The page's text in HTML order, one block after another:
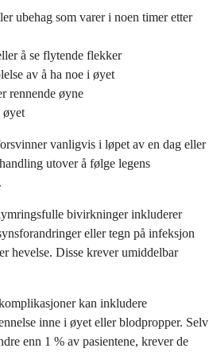
ubehag som varer i noen timer etter
å se flytende flekker
av å ha noe i øyet
rennende øyne
vanligvis i løpet av en dag eller
utover å følge legens
bivirkninger inkluderer
eller tegn på infeksjon
hevelse. Disse krever umiddelbar
kan inkludere
inne i øyet eller blodpropper. Selv
enn 1 % av pasientene, krever de